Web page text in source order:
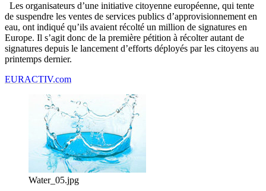
Les organisateurs d’une initiative citoyenne européenne, qui tente
de suspendre les ventes de services publics d’approvisionnement en
eau, ont indiqué qu’ils avaient récolté un million de signatures en
Europe. Il s’agit donc de la première pétition à récolter autant de
signatures depuis le lancement d’efforts déployés par les citoyens au
printemps dernier.
EURACTIV.com
Water_05.jpg